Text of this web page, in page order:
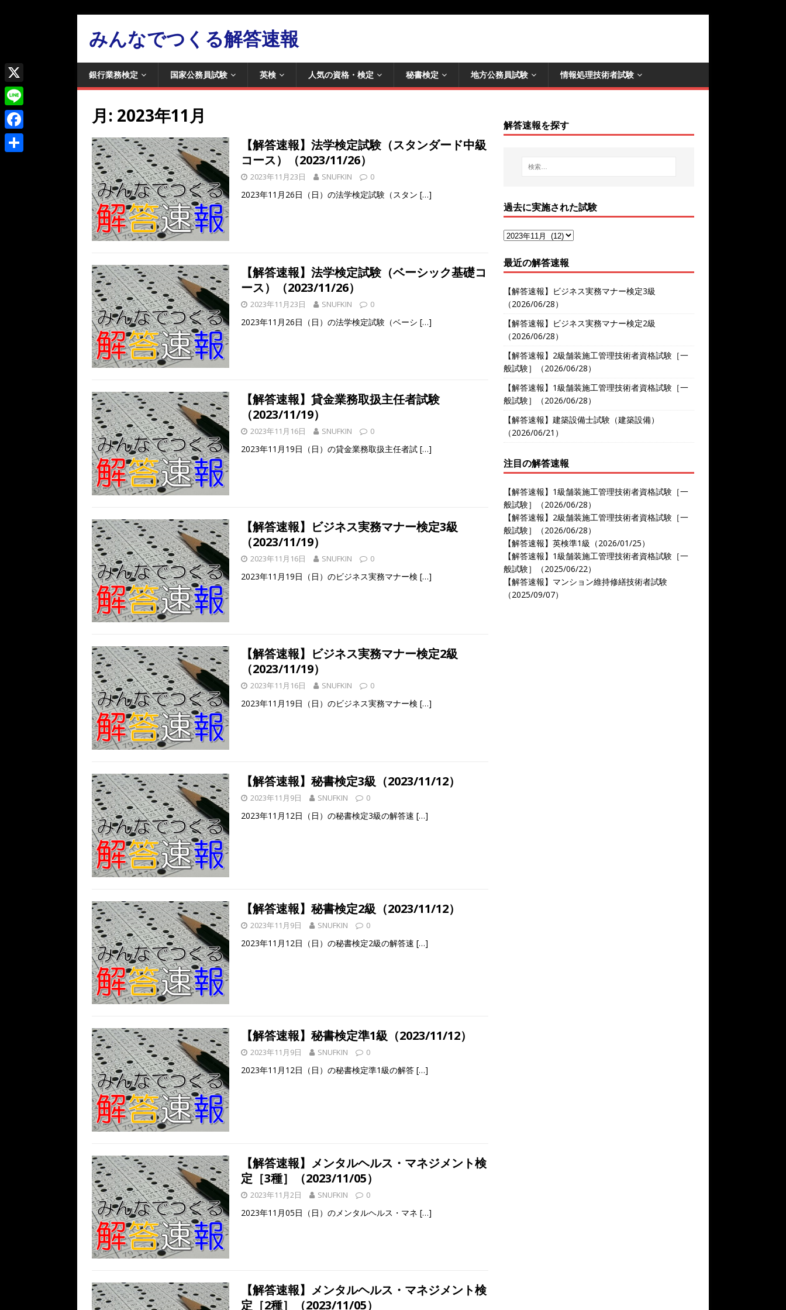
みんなでつくる解答速報
銀行業務検定 国家公務員試験 英検 人気の資格・検定 秘書検定 地方公務員試験 情報処理技術者試験
月: 2023年11月
【解答速報】法学検定試験（スタンダード中級
コース）（2023/11/26）
2023年11月23日 SNUFKIN 0
2023年11月26日（日）の法学検定試験（スタン […]
【解答速報】法学検定試験（ベーシック基礎コ
ース）（2023/11/26）
2023年11月23日 SNUFKIN 0
2023年11月26日（日）の法学検定試験（ベーシ […]
【解答速報】貸金業務取扱主任者試験
（2023/11/19）
2023年11月16日 SNUFKIN 0
2023年11月19日（日）の貸金業務取扱主任者試 […]
【解答速報】ビジネス実務マナー検定3級
（2023/11/19）
2023年11月16日 SNUFKIN 0
2023年11月19日（日）のビジネス実務マナー検 […]
【解答速報】ビジネス実務マナー検定2級
（2023/11/19）
2023年11月16日 SNUFKIN 0
2023年11月19日（日）のビジネス実務マナー検 […]
【解答速報】秘書検定3級（2023/11/12）
2023年11月9日 SNUFKIN 0
2023年11月12日（日）の秘書検定3級の解答速 […]
【解答速報】秘書検定2級（2023/11/12）
2023年11月9日 SNUFKIN 0
2023年11月12日（日）の秘書検定2級の解答速 […]
【解答速報】秘書検定準1級（2023/11/12）
2023年11月9日 SNUFKIN 0
2023年11月12日（日）の秘書検定準1級の解答 […]
【解答速報】メンタルヘルス・マネジメント検
定［3種］（2023/11/05）
2023年11月2日 SNUFKIN 0
2023年11月05日（日）のメンタルヘルス・マネ […]
【解答速報】メンタルヘルス・マネジメント検
定［2種］（2023/11/05）
解答速報を探す
過去に実施された試験
最近の解答速報
【解答速報】ビジネス実務マナー検定3級
（2026/06/28）
【解答速報】ビジネス実務マナー検定2級
（2026/06/28）
【解答速報】2級舗装施工管理技術者資格試験［一
般試験］（2026/06/28）
【解答速報】1級舗装施工管理技術者資格試験［一
般試験］（2026/06/28）
【解答速報】建築設備士試験（建築設備）
（2026/06/21）
注目の解答速報
【解答速報】1級舗装施工管理技術者資格試験［一
般試験］（2026/06/28）
【解答速報】2級舗装施工管理技術者資格試験［一
般試験］（2026/06/28）
【解答速報】英検準1級（2026/01/25）
【解答速報】1級舗装施工管理技術者資格試験［一
般試験］（2025/06/22）
【解答速報】マンション維持修繕技術者試験
（2025/09/07）
X
L
i
n
F